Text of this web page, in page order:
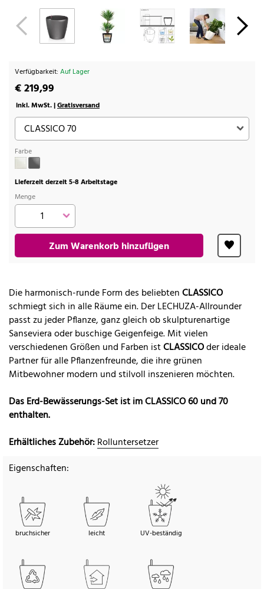
Verfügbarkeit: Auf Lager
€ 219,99
inkl. MwSt. |Gratisversand
Farbe
Lieferzeit derzeit 5-8 Arbeitstage
Menge
Zum Warenkorb hinzufügen
Die harmonisch-runde Form des beliebtenCLASSICO
schmiegt sich in alle Räume ein. Der LECHUZA-Allrounder
passt zu jeder Pflanze, ganz gleich ob skulpturenartige
Sanseviera oder buschige Geigenfeige. Mit vielen
verschiedenen Größen und Farben istCLASSICOder ideale
Partner für alle Pflanzenfreunde, die ihre grünen
Mitbewohner modern und stilvoll inszenieren möchten.
Das Erd-Bewässerungs-Set ist im CLASSICO 60 und 70
enthalten.
Erhältliches Zubehör:Rolluntersetzer
Eigenschaften:
bruchsicher leicht UV-beständig